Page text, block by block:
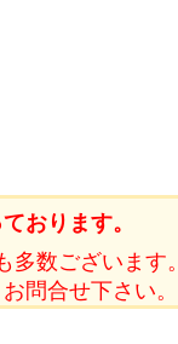
おります。
数ございます。
問合せ下さい。